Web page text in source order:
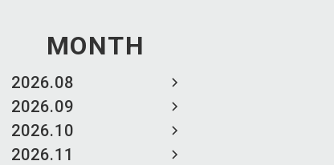
MONTH
2026.08
2026.09
2026.10
2026.11